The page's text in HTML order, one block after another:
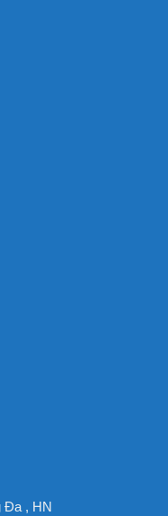
Đa , HN